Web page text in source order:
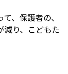
、保護者の、
減り、こどもた